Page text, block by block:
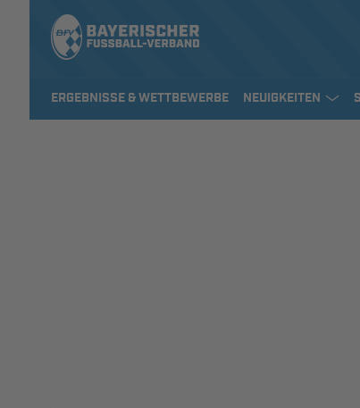
ERGEBNISSE & WETTBEWERBE NEUIGKEITEN